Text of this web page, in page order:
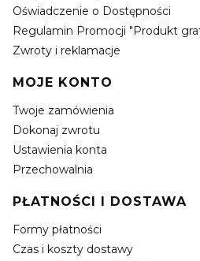
Oświadczenie o Dostępności
Regulamin Promocji "Produkt
Zwroty i reklamacje
MOJE KONTO
Twoje zamówienia
Dokonaj zwrotu
Ustawienia konta
Przechowalnia
PŁATNOŚCI I DOSTAWA
Formy płatności
Czas i koszty dostawy